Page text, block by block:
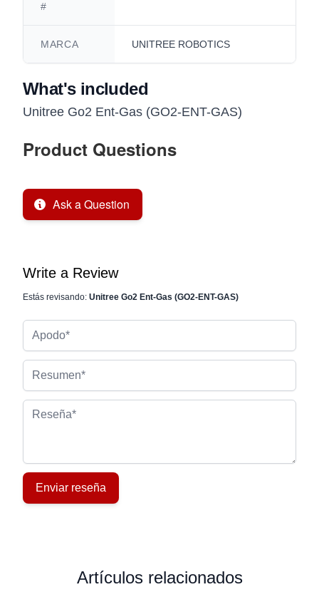
#
MARCA UNITREE ROBOTICS
What's included
Unitree Go2 Ent-Gas (GO2-ENT-GAS)
Product Questions
Ask a Question
Write a Review
Estás revisando: Unitree Go2 Ent-Gas (GO2-ENT-GAS)
Reseña
Enviar reseña
Artículos relacionados